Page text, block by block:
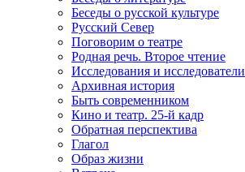
Беседы о русской культуре
Русский Север
Поговорим о театре
Родная речь. Второе чтение
Исследования и исследователи
Архивная история
Быть современником
Кино и театр. 25-й кадр
Обратная перспектива
Глагол
Образ жизни